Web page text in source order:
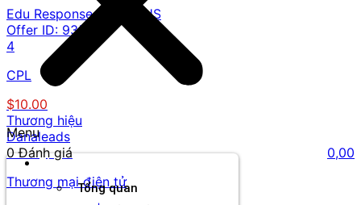
Menu
Thương hiệu
Tổng quan
Edu Response - CPL | US
Offer ID: 935
4
CPL
$10.00
Thương hiệu
Danaleads
0 Đánh giá
0,00
Thương mại điện tử